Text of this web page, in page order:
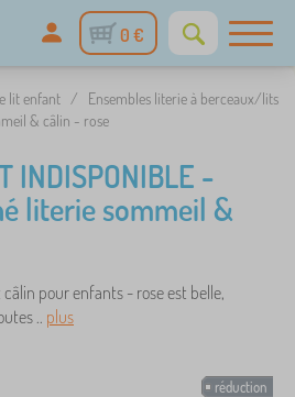
0 €
lit enfant /
Ensembles literie à berceaux/lits
& câlin - rose
INDISPONIBLE -
literie sommeil &
pour enfants - rose est belle,
.. plus
réduction